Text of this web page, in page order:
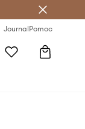
JournalPomoc